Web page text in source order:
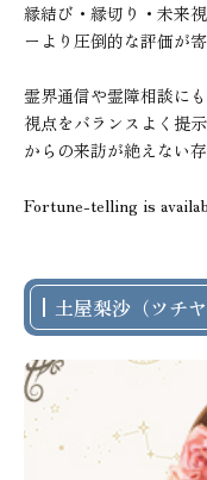
縁結び・縁切り・未来
ーより圧倒的な評価が
霊界通信や霊障相談に
視点をバランスよく提
からの来訪が絶えない存
Fortune-telling is
土屋梨沙（ツチ